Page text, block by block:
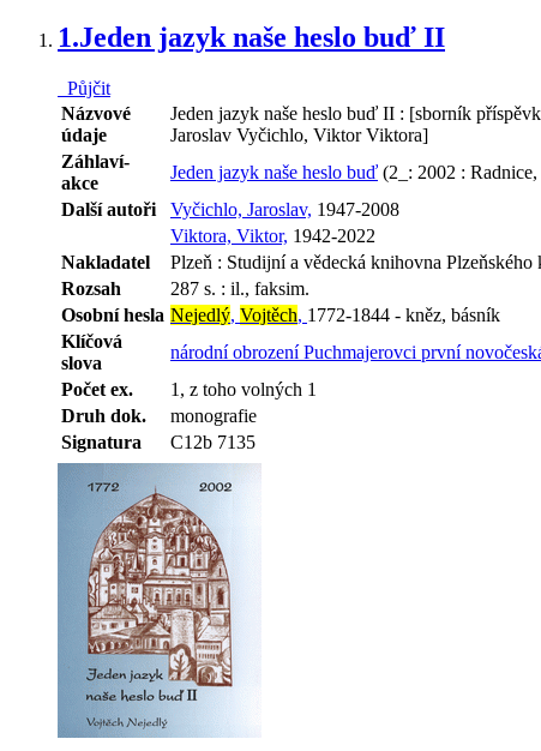
1.Jeden jazyk naše heslo buď II
Půjčit
Názvové
údaje
Jeden jazyk naše heslo buď II : [sborník
Jaroslav Vyčichlo, Viktor Viktora]
Záhlaví-
akce
Jeden jazyk naše heslo buď (2_: 2002 :
Další autoři
Vyčichlo, Jaroslav, 1947-2008
Viktora, Viktor, 1942-2022
Nakladatel
Plzeň : Studijní a vědecká knihovna
Rozsah
287 s. : il., faksim.
Osobní hesla Nejedlý, Vojtěch, 1772-1844 - kněz, básník
Klíčová
slova
národní obrozeníPuchmajerovci první
Počet ex.
1, z toho volných 1
Druh dok.
monografie
Signatura
C12b 7135